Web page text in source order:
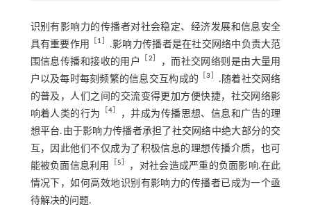
识别有影响力的传播者对社会稳定、经济发展和信息安全
具有重要作用
［1］ .影响力传播者是在社交网络中负责大范
围信息传播和接收的用户
［2］
，而社交网络则是由大量用
户以及每时每刻频繁的信息交互构成的 ［3］
.随着社交网络
的普及，人们之间的交流变得更加方便快捷，社交网络影
响着人类的行为
［4］
，并成为传播思想、信息和广告的理
想平台.由于影响力传播者承担了社交网络中绝大部分的交
互，因此他们不仅成为了积极信息的理想传播介质，也可
能被负面信息利用
［5］
，对社会造成严重的负面影响.在此
情况下，如何高效地识别有影响力的传播者已成为一个亟
待解决的问题.